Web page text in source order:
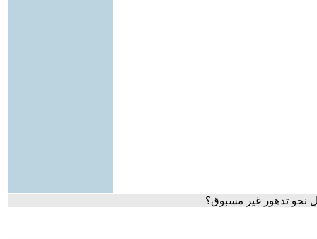
نحو تدهور غير مسبوق؟